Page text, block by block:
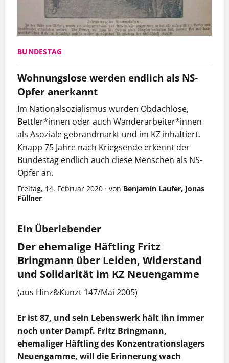
BUNDESTAG
Wohnungslose werden endlich als NS-
Opfer anerkannt
Im Nationalsozialismus wurden Obdachlose,
Bettler*innen oder auch Wanderarbeiter*innen
als Asoziale gebrandmarkt und im KZ inhaftiert.
Knapp 75 Jahre nach Kriegsende erkennt der
Bundestag endlich auch diese Menschen als NS-
Opfer an.
Freitag, 14. Februar 2020 · von Benjamin Laufer, Jonas
Füllner
Ein Überlebender
Der ehemalige Häftling Fritz
Bringmann über Leiden, Widerstand
und Solidarität im KZ Neuengamme
(aus Hinz&Kunzt 147/Mai 2005)
Er ist 87, und sein Lebenswerk hält ihn immer
noch unter Dampf. Fritz Bringmann,
ehemaliger Häftling des Konzentrationslagers
Neuengamme, will die Erinnerung wach